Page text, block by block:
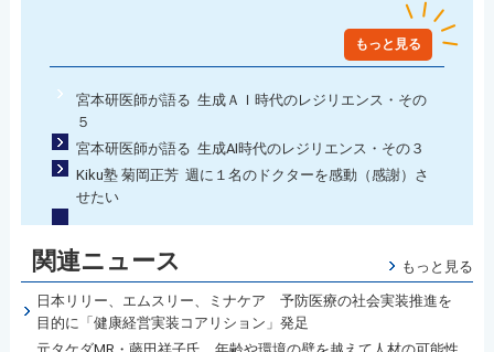
もっと見る
宮本研医師が語る 生成ＡＩ時代のレジリエンス・その
５
宮本研医師が語る 生成AI時代のレジリエンス・その３
Kiku塾 菊岡正芳 週に１名のドクターを感動（感謝）さ
せたい
関連ニュース もっと見る
日本リリー、エムスリー、ミナケア 予防医療の社会実装推進を
目的に「健康経営実装コアリション」発足